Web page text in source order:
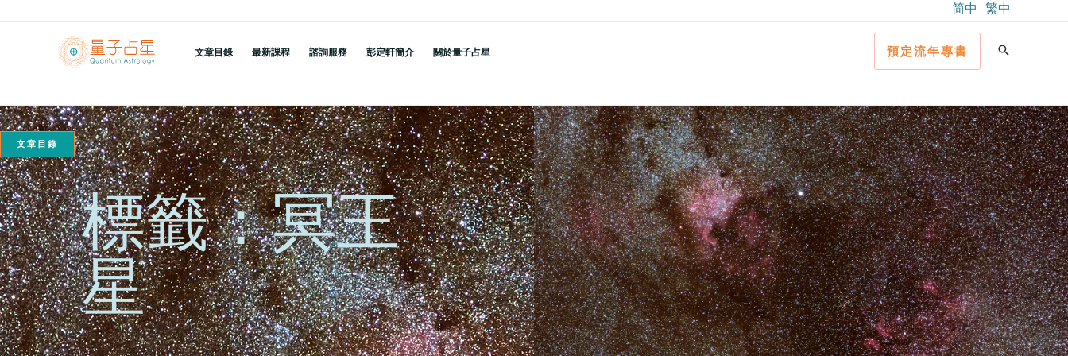
內
容
简中 繁中
文章目錄 最新課程 諮詢服務 彭定軒簡介 關於量子占星 預定流年專書
標籤：冥王
星
文章目錄